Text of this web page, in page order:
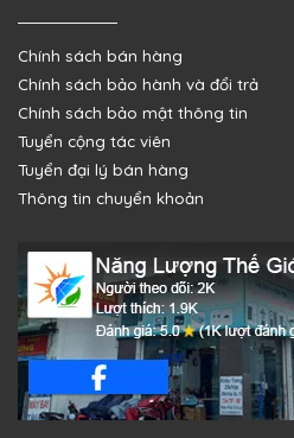
Chính sách bán hàng
Chính sách bảo hành và đổi trả
Chính sách bảo mật thông tin
Tuyển cộng tác viên
Tuyển đại lý bán hàng
Thông tin chuyển khoản